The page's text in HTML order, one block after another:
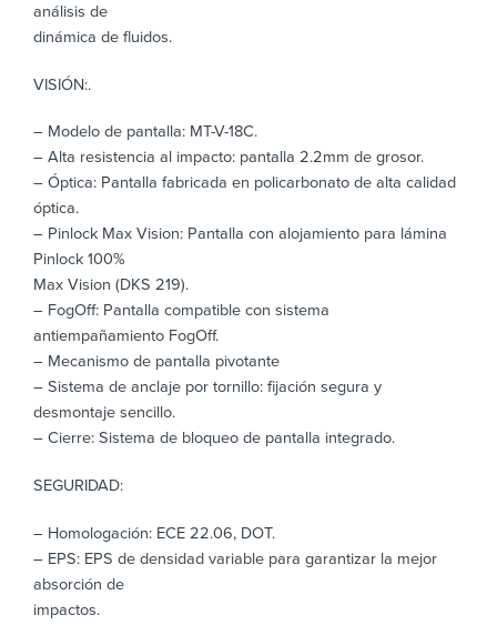
análisis de
dinámica de fluidos.
VISIÓN:.
– Modelo de pantalla: MT-V-18C.
– Alta resistencia al impacto: pantalla 2.2mm de grosor.
– Óptica: Pantalla fabricada en policarbonato de alta calidad
óptica.
– Pinlock Max Vision: Pantalla con alojamiento para lámina
Pinlock 100%
Max Vision (DKS 219).
– FogOff: Pantalla compatible con sistema
antiempañamiento FogOff.
– Mecanismo de pantalla pivotante
– Sistema de anclaje por tornillo: fijación segura y
desmontaje sencillo.
– Cierre: Sistema de bloqueo de pantalla integrado.
SEGURIDAD:
– Homologación: ECE 22.06, DOT.
– EPS: EPS de densidad variable para garantizar la mejor
absorción de
impactos.